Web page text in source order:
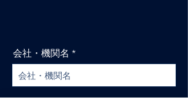
会社・機関名